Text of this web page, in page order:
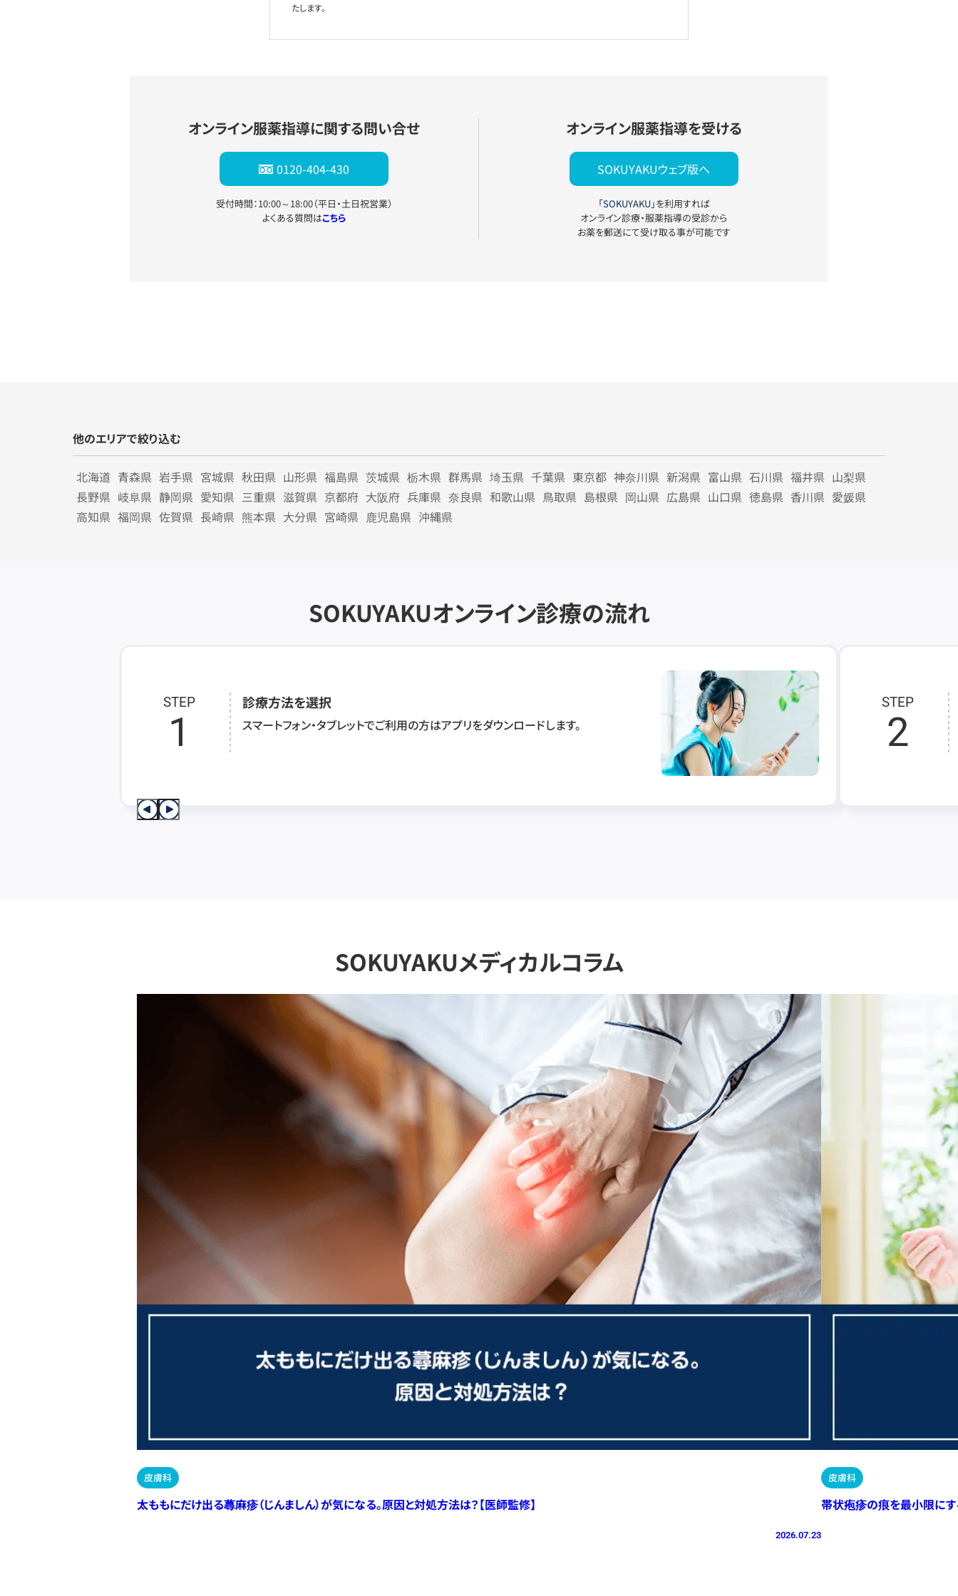
たします。
オンライン服薬指導に関する問い合せ
0120-404-430
受付時間：10:00～18:00（平日・土日祝営業）
よくある質問はこちら
オンライン服薬指導を受ける
SOKUYAKUウェブ版へ
「SOKUYAKU」を利用すれば
オンライン診療・服薬指導の受診から
お薬を郵送にて受け取る事が可能です
他のエリアで絞り込む
北海道 青森県 岩手県 宮城県 秋田県 山形県 福島県 茨城県 栃木県 群馬県 埼玉県 千葉県 東京都 神奈川県 新潟県 富山県 石川県 福井県 山梨県
長野県 岐阜県 静岡県 愛知県 三重県 滋賀県 京都府 大阪府 兵庫県 奈良県 和歌山県 鳥取県 島根県 岡山県 広島県 山口県 徳島県 香川県 愛媛県
高知県 福岡県 佐賀県 長崎県 熊本県 大分県 宮崎県 鹿児島県 沖縄県
SOKUYAKUオンライン診療の流れ
STEP
1
診療方法を選択
スマートフォン・タブレットでご利用の方はアプリをダウンロードします。
STEP
2
SOKUYAKUメディカルコラム
皮膚科
太ももにだけ出る蕁麻疹（じんましん）が気になる。原因と対処方法は？【医師監修】
2026.07.23
皮膚科
帯状疱疹の痕を最小限にす